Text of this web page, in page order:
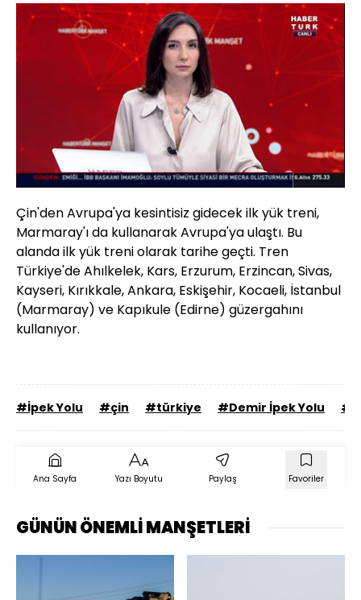
Sesi
Aç
Yüklendi:
15.53%
Oynatma
Hızı
Çin'den Avrupa'ya kesintisiz gidecek ilk yük treni,
Marmaray'ı da kullanarak Avrupa'ya ulaştı. Bu
alanda ilk yük treni olarak tarihe geçti. Tren
Türkiye'de Ahılkelek, Kars, Erzurum, Erzincan, Sivas,
Kayseri, Kırıkkale, Ankara, Eskişehir, Kocaeli, İstanbul
(Marmaray) ve Kapıkule (Edirne) güzergahını
kullanıyor.
#İpek Yolu #çin #türkiye #Demir İpek Yolu
Ana Sayfa Yazı Boyutu Paylaş Favoriler
GÜNÜN ÖNEMLİ MANŞETLERİ